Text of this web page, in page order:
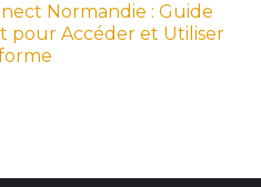
Normandie : Guide
pour Accéder et Utiliser